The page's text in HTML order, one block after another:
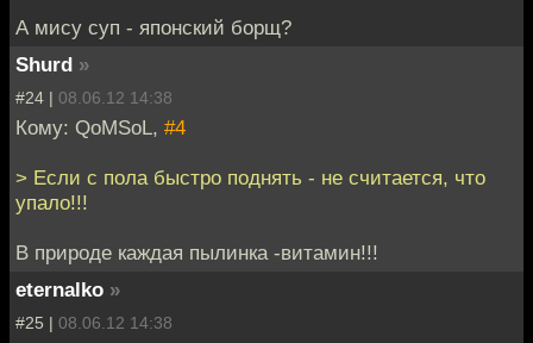
А мису суп - японский борщ?
Shurd »
#24 | 08.06.12 14:38
Кому: QoMSoL, #4
> Если с пола быстро поднять - не считается, что
упало!!!
В природе каждая пылинка -витамин!!!
eternalko »
#25 | 08.06.12 14:38